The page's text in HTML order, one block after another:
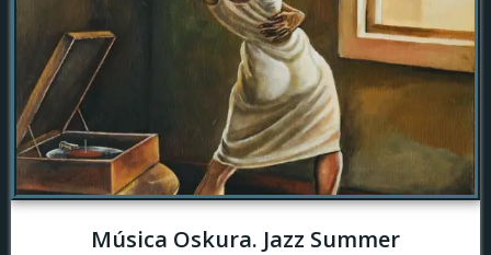
Música Oskura. Jazz Summer